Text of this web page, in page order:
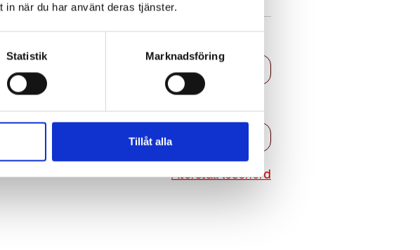
in när du har använt deras tjänster.
Statistik Marknadsföring
Tillåt alla
Återställ lösenord